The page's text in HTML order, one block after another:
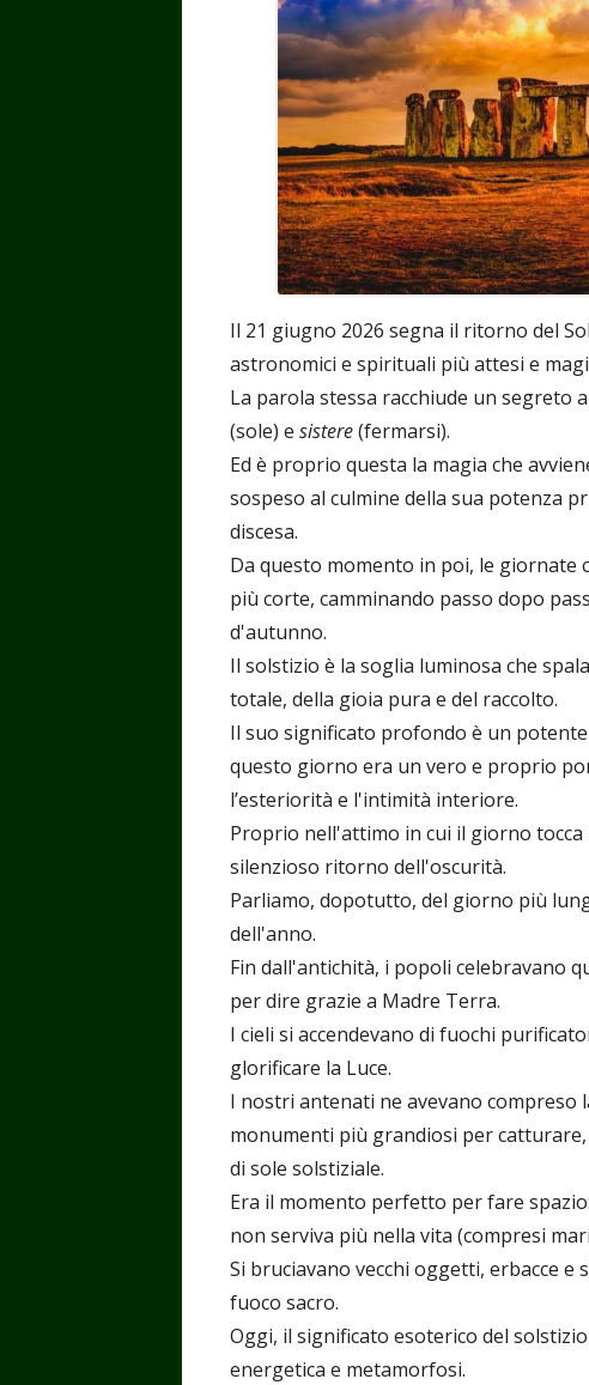
Il 21 giugno 2026 segna il ritorno del
astronomici e spirituali più attesi e
La parola stessa racchiude un segreto
(sole) e sistere(fermarsi).
Ed è proprio questa la magia che
sospeso al culmine della sua potenza
discesa.
Da questo momento in poi, le
più corte, camminando passo dopo
d'autunno.
Il solstizio è la soglia luminosa che
totale, della gioia pura e del raccolto.
Il suo significato profondo è un
questo giorno era un vero e proprio
l’esteriorità e l'intimità interiore.
Proprio nell'attimo in cui il giorno tocca
silenzioso ritorno dell'oscurità.
Parliamo, dopotutto, del giorno più
dell'anno.
Fin dall'antichità, i popoli celebravano
per dire grazie a Madre Terra.
I cieli si accendevano di fuochi
glorificare la Luce.
I nostri antenati ne avevano compreso
monumenti più grandiosi per
di sole solstiziale.
Era il momento perfetto per fare
non serviva più nella vita (compresi
Si bruciavano vecchi oggetti, erbacce
fuoco sacro.
Oggi, il significato esoterico del
energetica e metamorfosi.